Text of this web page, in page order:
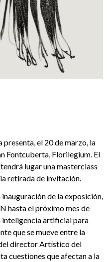
el 20 de marzo, la
Fontcuberta, Florilegium. El
lugar una masterclass
retirada de invitación.
de la exposición,
hasta el próximo mes de
inteligencia artificial para
que se mueve entre la
director Artístico del
cuestiones que afectan a la